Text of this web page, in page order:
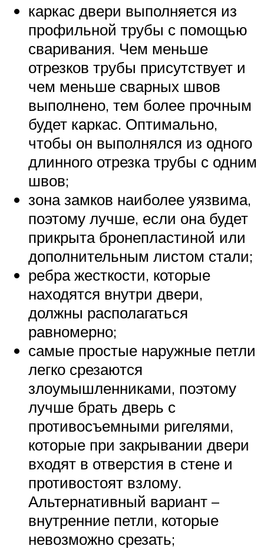
каркас двери выполняется из
профильной трубы с помощью
сваривания. Чем меньше
отрезков трубы присутствует и
чем меньше сварных швов
выполнено, тем более прочным
будет каркас. Оптимально,
чтобы он выполнялся из одного
длинного отрезка трубы с одним
швов;
зона замков наиболее уязвима,
поэтому лучше, если она будет
прикрыта бронепластиной или
дополнительным листом стали;
ребра жесткости, которые
находятся внутри двери,
должны располагаться
равномерно;
самые простые наружные петли
легко срезаются
злоумышленниками, поэтому
лучше брать дверь с
противосъемными ригелями,
которые при закрывании двери
входят в отверстия в стене и
противостоят взлому.
Альтернативный вариант –
внутренние петли, которые
невозможно срезать;